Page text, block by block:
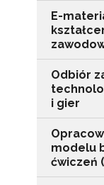
E-
Odbiór
i gier
modelu
ćwiczeń